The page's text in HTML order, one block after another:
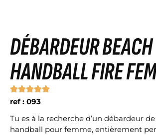
DÉBARDEUR BEACH
HANDBALL FIRE
ref : 093
Tu es à la recherche d’un débardeur
handball pour femme, entièrement